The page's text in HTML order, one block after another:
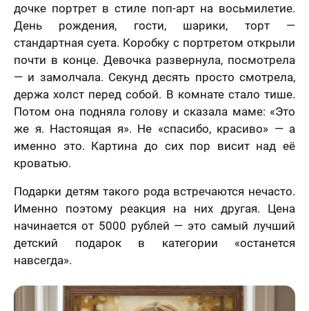
дочке портрет в стиле поп-арт на восьмилетие.
День рождения, гости, шарики, торт —
стандартная суета. Коробку с портретом открыли
почти в конце. Девочка развернула, посмотрела
— и замолчала. Секунд десять просто смотрела,
держа холст перед собой. В комнате стало тише.
Потом она подняла голову и сказала маме: «Это
же я. Настоящая я». Не «спасибо, красиво» — а
именно это. Картина до сих пор висит над её
кроватью.
Подарки детям такого рода встречаются нечасто.
Именно поэтому реакция на них другая. Цена
начинается от 5000 рублей — это самый лучший
детский подарок в категории «останется
навсегда».
Более 3 лиц
Пока не
решил (а)
иПолитике в
условия